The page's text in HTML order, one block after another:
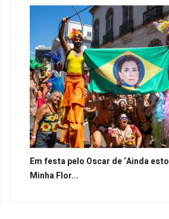
Em festa pelo Oscar de ‘Ainda
Minha Flor...